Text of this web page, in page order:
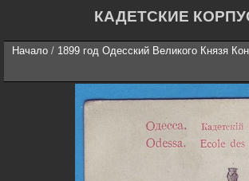
КАДЕТСКИЕ
Начало / 1899 год Одесский Великого Князя